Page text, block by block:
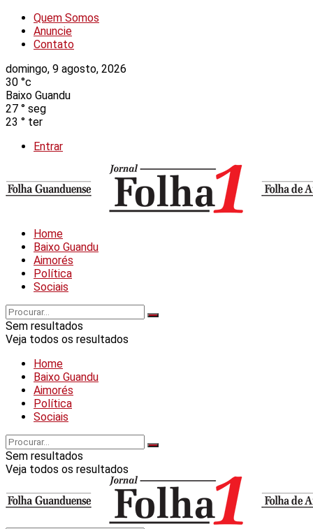
Quem Somos
Anuncie
Contato
domingo, 9 agosto, 2026
30 °c
Baixo Guandu
27 ° seg
23 ° ter
Entrar
Home
Baixo Guandu
Aimorés
Política
Sociais
Sem resultados
Veja todos os resultados
Home
Baixo Guandu
Aimorés
Política
Sociais
Sem resultados
Veja todos os resultados